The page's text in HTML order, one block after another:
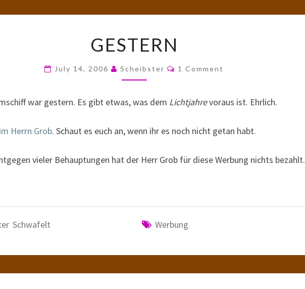
GESTERN
July 14, 2006 Scheibster Comments
1 Comment
war gestern. Es gibt etwas, was dem Lichtjahrevoraus ist. Ehrlich.
Herrn Grob. Schaut es euch an, wenn ihr es noch nicht getan habt.
vieler Behauptungen hat der Herr Grob für diese Werbung nichts bezahlt.
Schwafelt Werbung